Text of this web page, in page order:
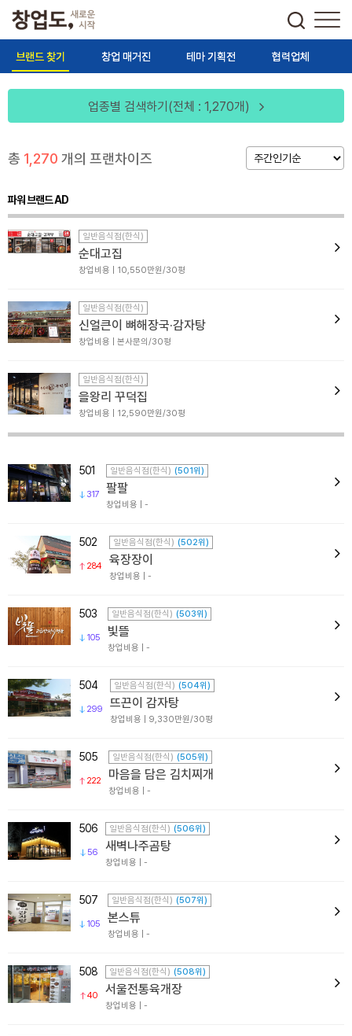
브랜드 찾기 창업 매거진 테마 기획전 협력업체
업종별 검색하기(전체 : 1,270개)
총 1,270 개의 프랜차이즈
파워 브랜드 AD
일반음식점(한식)
순대고집
창업비용 | 10,550만원/30평
일반음식점(한식)
신얼큰이 뼈해장국·감자탕
창업비용 | 본사문의/30평
일반음식점(한식)
을왕리 꾸덕집
창업비용 | 12,590만원/30평
501
317
일반음식점(한식) (501위)
팔팔
창업비용 | -
502
284
일반음식점(한식) (502위)
육장장이
창업비용 | -
503
105
일반음식점(한식) (503위)
빛뜰
창업비용 | -
504
299
일반음식점(한식) (504위)
뜨끈이 감자탕
창업비용 | 9,330만원/30평
505
222
일반음식점(한식) (505위)
마음을 담은 김치찌개
창업비용 | -
506
56
일반음식점(한식) (506위)
새벽나주곰탕
창업비용 | -
507
105
일반음식점(한식) (507위)
본스튜
창업비용 | -
508
40
일반음식점(한식) (508위)
서울전통육개장
창업비용 | -